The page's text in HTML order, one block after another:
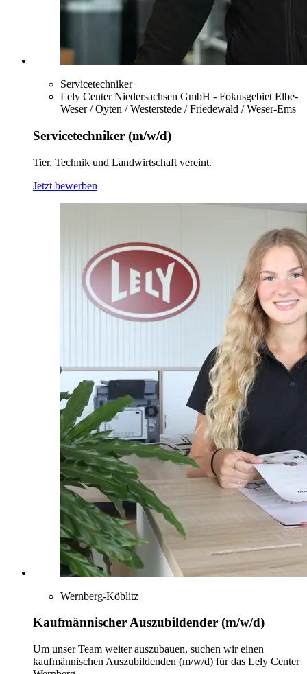
Servicetechniker
Lely Center Niedersachsen GmbH - Fokusgebiet Elbe-
Weser / Oyten / Westerstede / Friedewald / Weser-Ems
Servicetechniker (m/w/d)
Tier, Technik und Landwirtschaft vereint.
Jetzt bewerben
Wernberg-Köblitz
Kaufmännischer Auszubildender (m/w/d)
Um unser Team weiter auszubauen, suchen wir einen
kaufmännischen Auszubildenden (m/w/d) für das Lely Center